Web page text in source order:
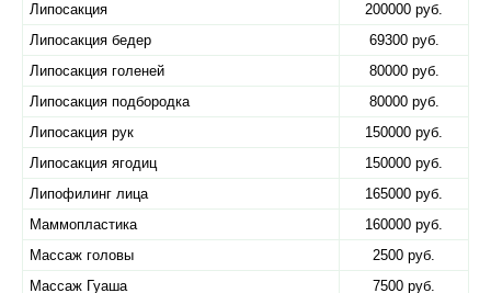
Липосакция
200000 руб.
Липосакция бедер
69300 руб.
Липосакция голеней
80000 руб.
Липосакция подбородка
80000 руб.
Липосакция рук
150000 руб.
Липосакция ягодиц
150000 руб.
Липофилинг лица
165000 руб.
Маммопластика
160000 руб.
Массаж головы
2500 руб.
Массаж Гуаша
7500 руб.